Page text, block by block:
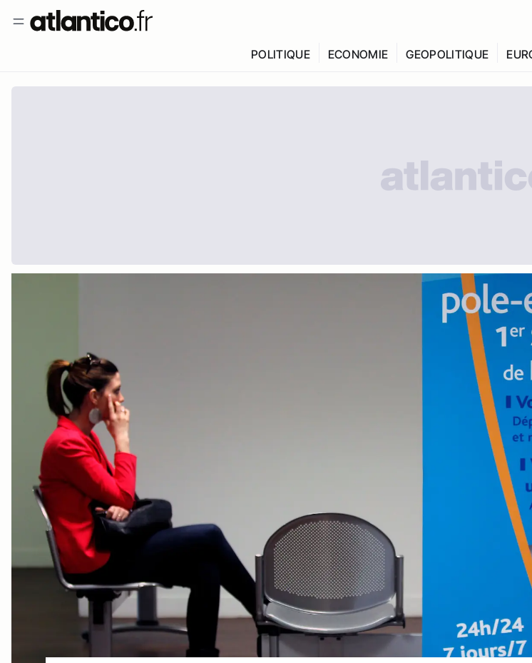
POLITIQUE ECONOMIE GEOPOLITIQUE